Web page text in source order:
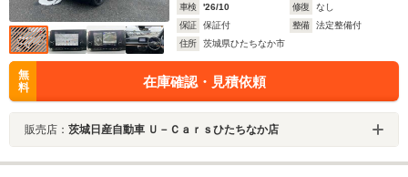
車検
'26/10 修復
なし
保証
保証付 整備
法定整備付
住所
茨城県ひたちなか市
無
料
在庫確認・見積依頼
販売店： 茨城日産自動車 Ｕ－Ｃａｒｓひたちなか店